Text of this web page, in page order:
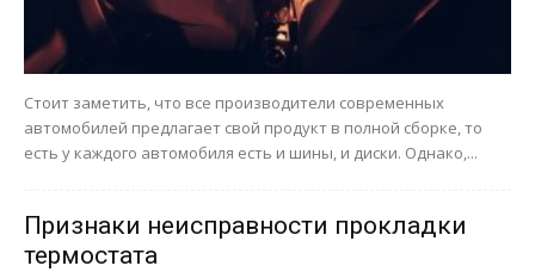
Стоит заметить, что все производители современных
автомобилей предлагает свой продукт в полной сборке, то
есть у каждого автомобиля есть и шины, и диски. Однако,...
Признаки неисправности прокладки
термостата